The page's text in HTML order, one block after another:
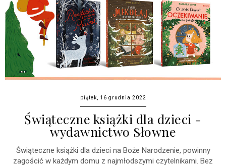
piątek, 16 grudnia 2022
Świąteczne książki dla dzieci -
wydawnictwo Słowne
Świąteczne książki dla dzieci na Boże Narodzenie, powinny
zagościć w każdym domu z najmłodszymi czytelnikami. Bez